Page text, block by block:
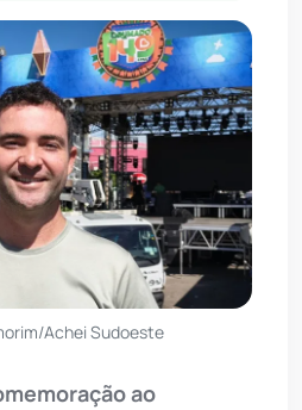
Achei Sudoeste
ao